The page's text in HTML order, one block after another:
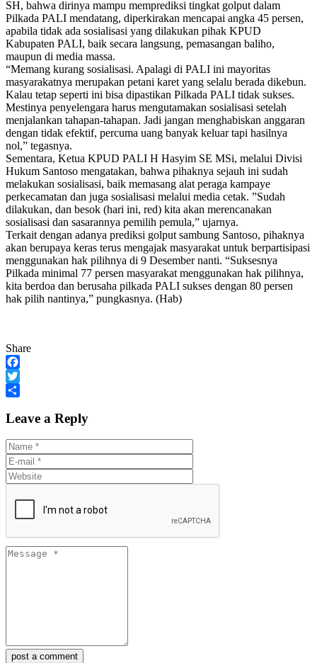
SH, bahwa dirinya mampu memprediksi tingkat golput dalam
Pilkada PALI mendatang, diperkirakan mencapai angka 45 persen,
apabila tidak ada sosialisasi yang dilakukan pihak KPUD
Kabupaten PALI, baik secara langsung, pemasangan baliho,
maupun di media massa.
“Memang kurang sosialisasi. Apalagi di PALI ini mayoritas
masyarakatnya merupakan petani karet yang selalu berada dikebun.
Kalau tetap seperti ini bisa dipastikan Pilkada PALI tidak sukses.
Mestinya penyelengara harus mengutamakan sosialisasi setelah
menjalankan tahapan-tahapan. Jadi jangan menghabiskan anggaran
dengan tidak efektif, percuma uang banyak keluar tapi hasilnya
nol,” tegasnya.
Sementara, Ketua KPUD PALI H Hasyim SE MSi, melalui Divisi
Hukum Santoso mengatakan, bahwa pihaknya sejauh ini sudah
melakukan sosialisasi, baik memasang alat peraga kampaye
perkecamatan dan juga sosialisasi melalui media cetak. ‎”Sudah
dilakukan, dan besok (hari ini, red) kita akan merencanakan
sosialisasi dan sasarannya pemilih pemula,” ujarnya.‎
Terkait dengan adanya prediksi golput sambung Santoso, pihaknya
akan berupaya keras terus mengajak masyarakat untuk berpartisipasi
menggunakan hak pilihnya di 9 Desember nanti. “Suksesnya
Pilkada minimal 77 persen masyarakat menggunakan hak pilihnya,
kita berdoa dan berusaha pilkada PALI sukses dengan 80 persen
hak pilih nantinya,” pungkasnya. (Hab)
Share
Facebook
Twitter
Leave a Reply
post a comment